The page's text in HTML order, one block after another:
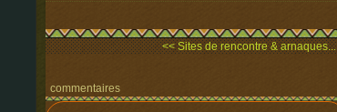
<< Sites de rencontre & arnaques...
commentaires